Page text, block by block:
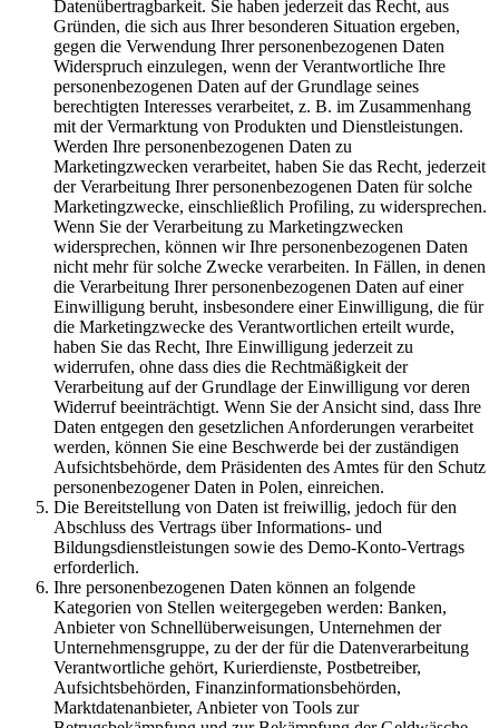
Datenübertragbarkeit. Sie haben jederzeit das Recht, aus
Gründen, die sich aus Ihrer besonderen Situation ergeben,
gegen die Verwendung Ihrer personenbezogenen Daten
Widerspruch einzulegen, wenn der Verantwortliche Ihre
personenbezogenen Daten auf der Grundlage seines
berechtigten Interesses verarbeitet, z. B. im Zusammenhang
mit der Vermarktung von Produkten und Dienstleistungen.
Werden Ihre personenbezogenen Daten zu
Marketingzwecken verarbeitet, haben Sie das Recht, jederzeit
der Verarbeitung Ihrer personenbezogenen Daten für solche
Marketingzwecke, einschließlich Profiling, zu widersprechen.
Wenn Sie der Verarbeitung zu Marketingzwecken
widersprechen, können wir Ihre personenbezogenen Daten
nicht mehr für solche Zwecke verarbeiten. In Fällen, in denen
die Verarbeitung Ihrer personenbezogenen Daten auf einer
Einwilligung beruht, insbesondere einer Einwilligung, die für
die Marketingzwecke des Verantwortlichen erteilt wurde,
haben Sie das Recht, Ihre Einwilligung jederzeit zu
widerrufen, ohne dass dies die Rechtmäßigkeit der
Verarbeitung auf der Grundlage der Einwilligung vor deren
Widerruf beeinträchtigt. Wenn Sie der Ansicht sind, dass Ihre
Daten entgegen den gesetzlichen Anforderungen verarbeitet
werden, können Sie eine Beschwerde bei der zuständigen
Aufsichtsbehörde, dem Präsidenten des Amtes für den Schutz
personenbezogener Daten in Polen, einreichen.
Die Bereitstellung von Daten ist freiwillig, jedoch für den
Abschluss des Vertrags über Informations- und
Bildungsdienstleistungen sowie des Demo-Konto-Vertrags
erforderlich.
Ihre personenbezogenen Daten können an folgende
Kategorien von Stellen weitergegeben werden: Banken,
Anbieter von Schnellüberweisungen, Unternehmen der
Unternehmensgruppe, zu der der für die Datenverarbeitung
Verantwortliche gehört, Kurierdienste, Postbetreiber,
Aufsichtsbehörden, Finanzinformationsbehörden,
Marktdatenanbieter, Anbieter von Tools zur